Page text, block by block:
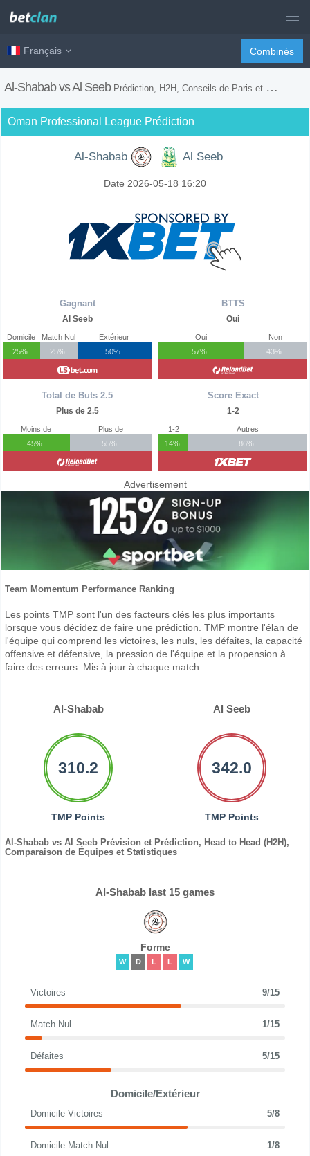
Français Combinés
Al-Shabab vs Al Seeb Prédiction, H2H, Conseils de Paris et Prévision du Match
Oman Professional League Prédiction
Al-Shabab Al Seeb
Date 2026-05-18 16:20
Gagnant
Al Seeb
Domicile
25%
Match Nul
25%
Extérieur
50%
Total de Buts 2.5
Plus de 2.5
Moins de
45%
Plus de
55%
BTTS
Oui
Oui
57%
Non
43%
Score Exact
1-2
1-2
14%
Autres
86%
Advertisement
Team Momentum Performance Ranking
Les points TMP sont l'un des facteurs clés les plus importants
lorsque vous décidez de faire une prédiction. TMP montre l'élan de
l'équipe qui comprend les victoires, les nuls, les défaites, la capacité
offensive et défensive, la pression de l'équipe et la propension à
faire des erreurs. Mis à jour à chaque match.
Al-Shabab Al Seeb
310.2
TMP Points
342.0
TMP Points
Al-Shabab vs Al Seeb Prévision et Prédiction, Head to Head (H2H),
Comparaison de Équipes et Statistiques
Al-Shabab last 15 games
Forme
W D L L W
Victoires 9/15
Match Nul 1/15
Défaites 5/15
Domicile/Extérieur
Domicile Victoires 5/8
Domicile Match Nul 1/8